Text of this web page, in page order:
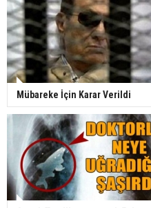
Mübareke İçin Karar Verildi